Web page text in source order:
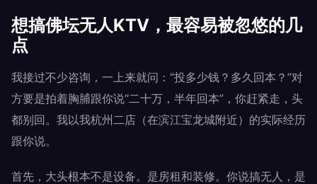
想搞佛坛无人KTV，最容易被忽悠的几
点
我接过不少咨询，一上来就问：“投多少钱？多久回本？”对
方要是拍着胸脯跟你说“二十万，半年回本”，你赶紧走，头
都别回。我以我杭州二店（在滨江宝龙城附近）的实际经历
跟你说。
首先，大头根本不是设备。是房租和装修。你说搞无人，是